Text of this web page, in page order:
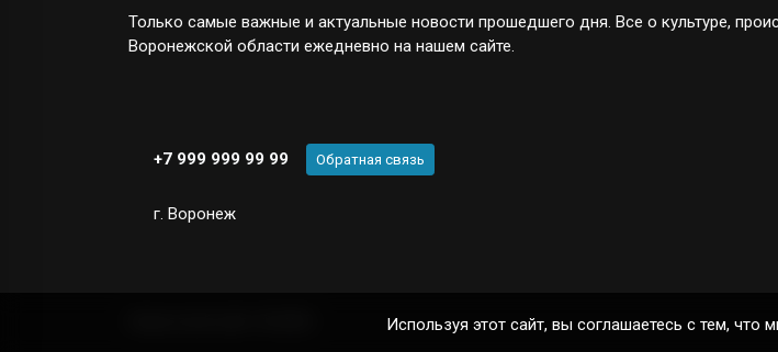
Только самые важные и актуальные новости прошедшего дня. Все о культуре,
Воронежской области ежедневно на нашем сайте.
+7 999 999 99 99 Обратная связь
г. Воронеж
Используя этот сайт, вы соглашаетесь с тем,